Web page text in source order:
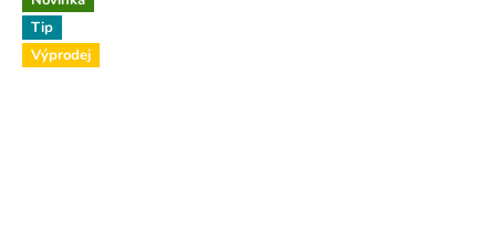
Tip
Výprodej